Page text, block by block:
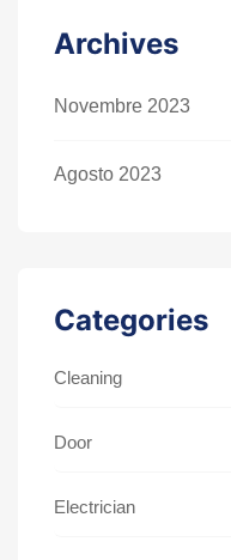
Archives
Novembre 2023
Agosto 2023
Categories
Cleaning
Door
Electrician